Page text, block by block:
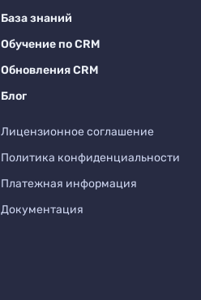
База знаний
Обучение по CRM
Обновления CRM
Блог
Лицензионное соглашение
Политика конфиденциальности
Платежная информация
Документация